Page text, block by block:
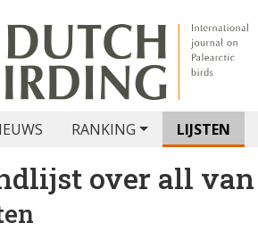
RANKING LIJSTEN
over all van